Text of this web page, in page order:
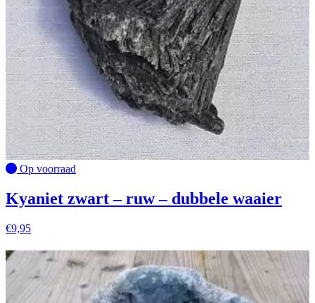
Op voorraad
Kyaniet zwart – ruw – dubbele waaier
€9,95